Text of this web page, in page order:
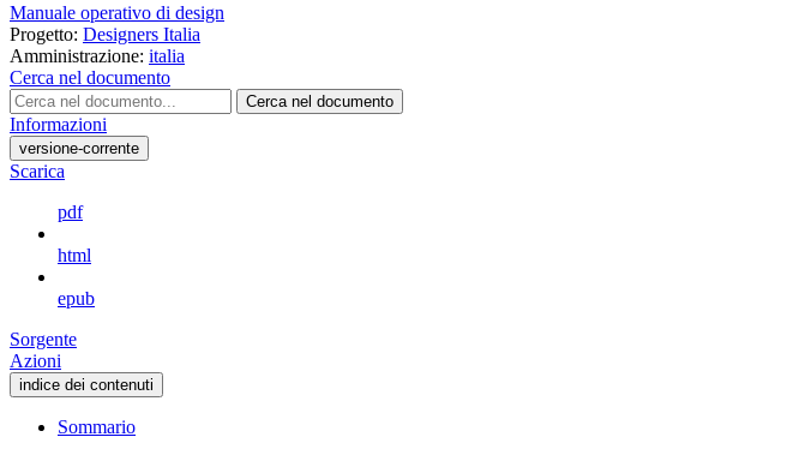
Manuale operativo di design
Progetto: Designers Italia
Amministrazione: italia
Cerca nel documento
Cerca nel documento
Informazioni
versione-corrente
Scarica
pdf
html
epub
Sorgente
Azioni
indice dei contenuti
Sommario